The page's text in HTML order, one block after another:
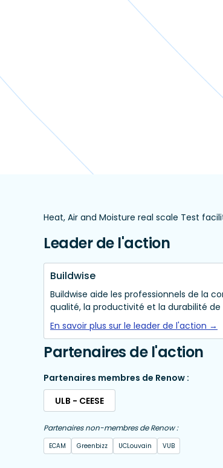
Heat, Air and Moisture real scale Test
Leader de l'action
Buildwise
Buildwise aide les professionnels de la
qualité, la productivité et la durabilité de
En savoir plus sur le leader de l'action →
Partenaires de l'action
Partenaires membres de Renow :
ULB - CEESE
Partenaires non-membres de Renow :
ECAM Greenbizz UCLouvain VUB